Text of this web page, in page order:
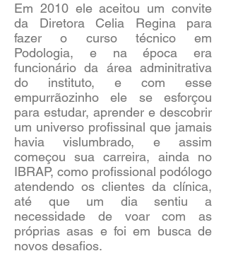
Em 2010 ele aceitou um convite
da Diretora Celia Regina para
fazer o curso técnico em
Podologia, e na época era
funcionário da área adminitrativa
do instituto, e com esse
empurrãozinho ele se esforçou
para estudar, aprender e descobrir
um universo profissinal que jamais
havia vislumbrado, e assim
começou sua carreira, ainda no
IBRAP, como profissional podólogo
atendendo os clientes da clínica,
até que um dia sentiu a
necessidade de voar com as
próprias asas e foi em busca de
novos desafios.